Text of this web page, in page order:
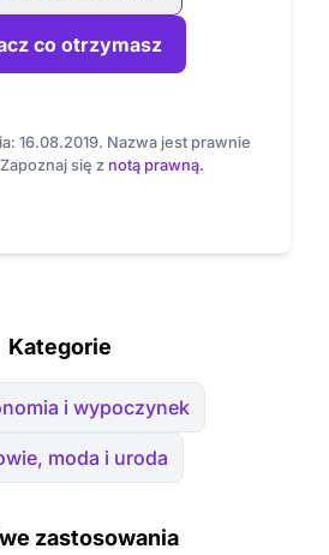
co otrzymasz
16.08.2019. Nazwa jest prawnie
się z notą prawną.
Kategorie
i wypoczynek
moda i uroda
zastosowania